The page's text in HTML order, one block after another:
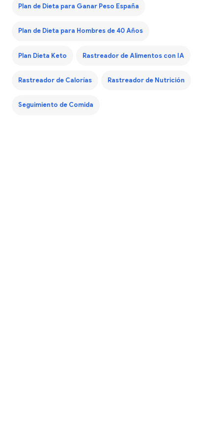
Plan de Dieta para Ganar Peso España
Plan de Dieta para Hombres de 40 Años
Plan Dieta Keto Rastreador de Alimentos con IA
Rastreador de Calorías Rastreador de Nutrición
Seguimiento de Comida